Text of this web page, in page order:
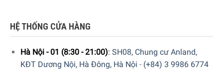
HỆ THỐNG CỬA HÀNG
Hà Nội - 01 (8:30 - 21:00): SH08, Chung cư Anland,
KĐT Dương Nội, Hà Đông, Hà Nội - (+84) 3 9986 6774